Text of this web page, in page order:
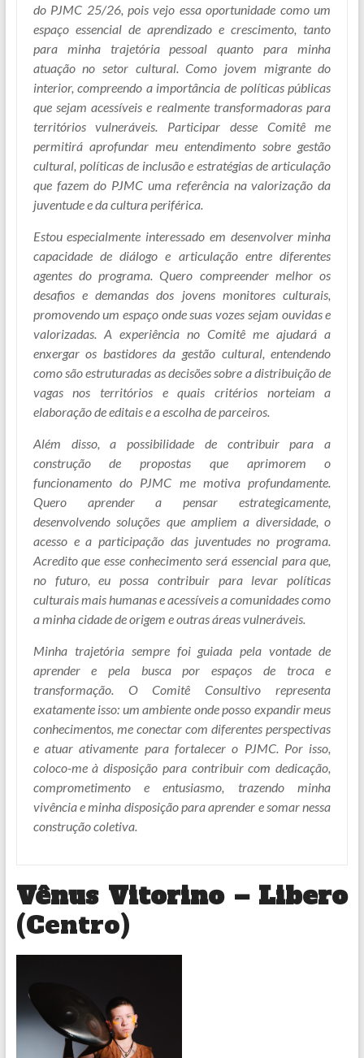
do PJMC 25/26, pois vejo essa oportunidade como um
espaço essencial de aprendizado e crescimento, tanto
para minha trajetória pessoal quanto para minha
atuação no setor cultural. Como jovem migrante do
interior, compreendo a importância de políticas públicas
que sejam acessíveis e realmente transformadoras para
territórios vulneráveis. Participar desse Comitê me
permitirá aprofundar meu entendimento sobre gestão
cultural, políticas de inclusão e estratégias de articulação
que fazem do PJMC uma referência na valorização da
juventude e da cultura periférica.
Estou especialmente interessado em desenvolver minha
capacidade de diálogo e articulação entre diferentes
agentes do programa. Quero compreender melhor os
desafios e demandas dos jovens monitores culturais,
promovendo um espaço onde suas vozes sejam ouvidas e
valorizadas. A experiência no Comitê me ajudará a
enxergar os bastidores da gestão cultural, entendendo
como são estruturadas as decisões sobre a distribuição de
vagas nos territórios e quais critérios norteiam a
elaboração de editais e a escolha de parceiros.
Além disso, a possibilidade de contribuir para a
construção de propostas que aprimorem o
funcionamento do PJMC me motiva profundamente.
Quero aprender a pensar estrategicamente,
desenvolvendo soluções que ampliem a diversidade, o
acesso e a participação das juventudes no programa.
Acredito que esse conhecimento será essencial para que,
no futuro, eu possa contribuir para levar políticas
culturais mais humanas e acessíveis a comunidades como
a minha cidade de origem e outras áreas vulneráveis.
Minha trajetória sempre foi guiada pela vontade de
aprender e pela busca por espaços de troca e
transformação. O Comitê Consultivo representa
exatamente isso: um ambiente onde posso expandir meus
conhecimentos, me conectar com diferentes perspectivas
e atuar ativamente para fortalecer o PJMC. Por isso,
coloco-me à disposição para contribuir com dedicação,
comprometimento e entusiasmo, trazendo minha
vivência e minha disposição para aprender e somar nessa
construção coletiva.
Vênus Vitorino – Libero
(Centro)